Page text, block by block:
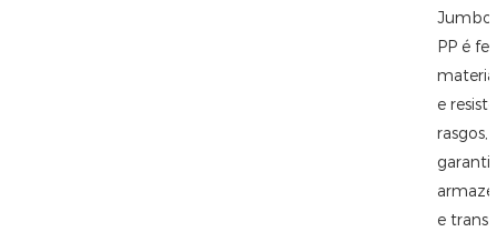
Jumbo
PP é
e
rasgos,
e